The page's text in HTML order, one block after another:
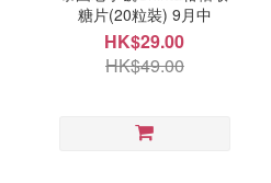
糖片(20粒裝) 9月中
HK$29.00
HK$49.00